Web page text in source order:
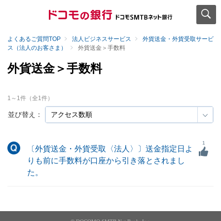
よくあるご質問TOP 法人ビジネスサービス
外貨送金・外貨受取サービ
ス（法人のお客さま）
外貨送金＞手数料
外貨送金＞手数料
並び替え：
1 ～ 1件（全1件）
〔外貨送金・外貨受取〈法人〉〕送金指定日よ
りも前に手数料が口座から引き落とされまし
た。
1